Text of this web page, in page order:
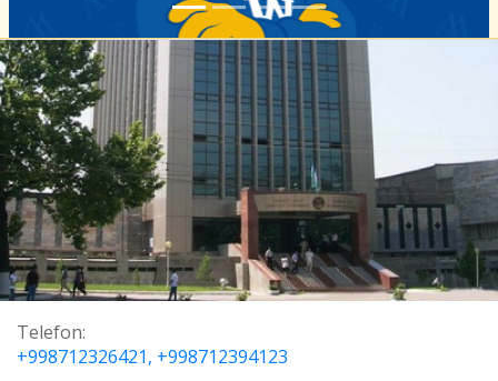
Telefon:
+998712326421, +998712394123